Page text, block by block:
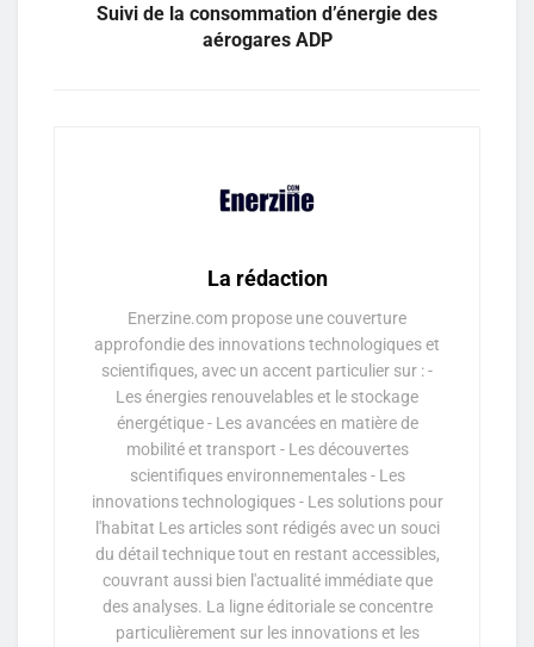
Suivi de la consommation d’énergie des
aérogares ADP
La rédaction
Enerzine.com propose une couverture
approfondie des innovations technologiques et
scientifiques, avec un accent particulier sur : -
Les énergies renouvelables et le stockage
énergétique - Les avancées en matière de
mobilité et transport - Les découvertes
scientifiques environnementales - Les
innovations technologiques - Les solutions pour
l'habitat Les articles sont rédigés avec un souci
du détail technique tout en restant accessibles,
couvrant aussi bien l'actualité immédiate que
des analyses. La ligne éditoriale se concentre
particulièrement sur les innovations et les